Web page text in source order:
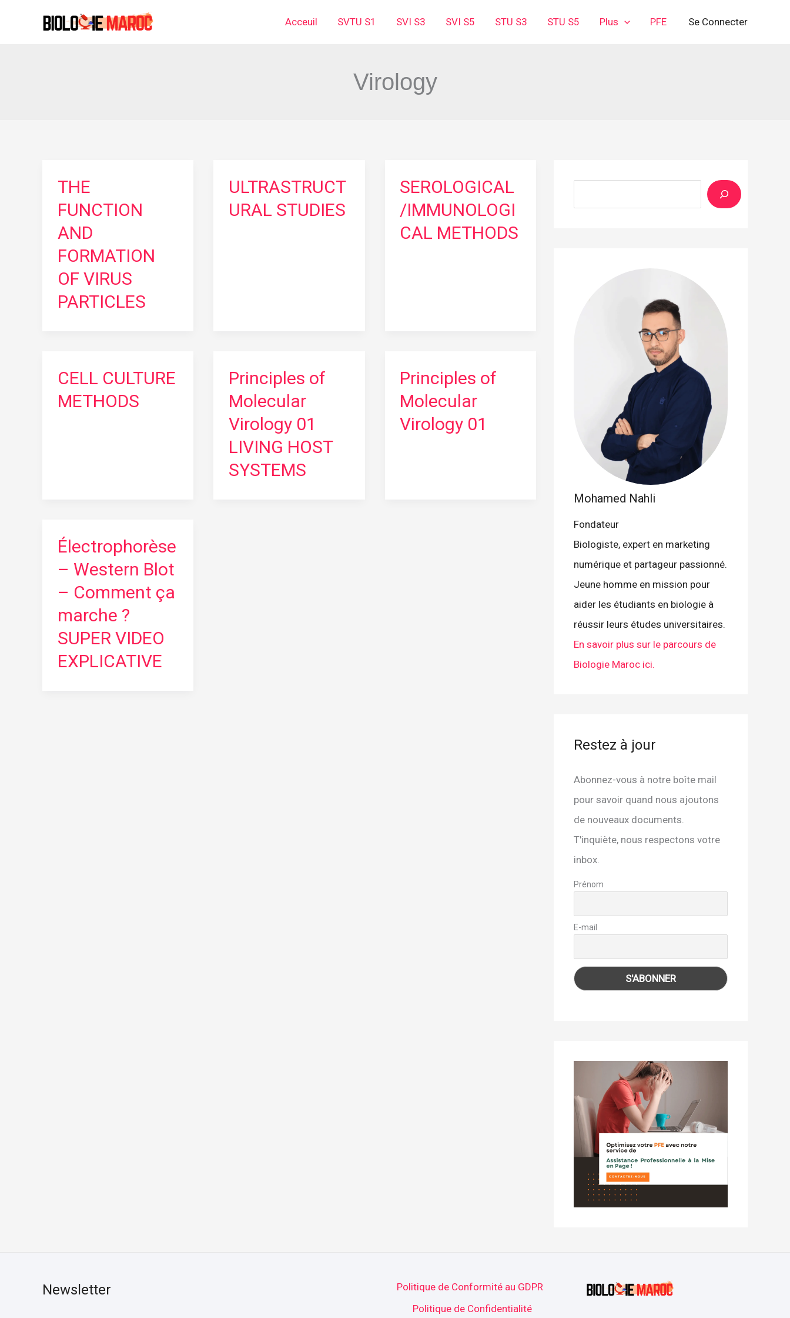
Acceuil SVTU S1 SVI S3 SVI S5 STU S3 STU S5 Plus PFE Se Connecter
Virology
THE
FUNCTION
AND
FORMATION
OF VIRUS
PARTICLES
ULTRASTRUCT
URAL STUDIES
SEROLOGICAL
/IMMUNOLOGI
CAL METHODS
CELL CULTURE
METHODS
Principles of
Molecular
Virology 01
LIVING HOST
SYSTEMS
Principles of
Molecular
Virology 01
Électrophorèse
– Western Blot
– Comment ça
marche ?
SUPER VIDEO
EXPLICATIVE
Mohamed Nahli
Fondateur
Biologiste, expert en marketing
numérique et partageur passionné.
Jeune homme en mission pour
aider les étudiants en biologie à
réussir leurs études universitaires.
En savoir plus sur le parcours de
Biologie Maroc ici.
Restez à jour
Abonnez-vous à notre boîte mail
pour savoir quand nous ajoutons
de nouveaux documents.
T'inquiète, nous respectons votre
inbox.
Prénom
E-mail
Newsletter
Politique de Conformité au GDPR
Politique de Confidentialité